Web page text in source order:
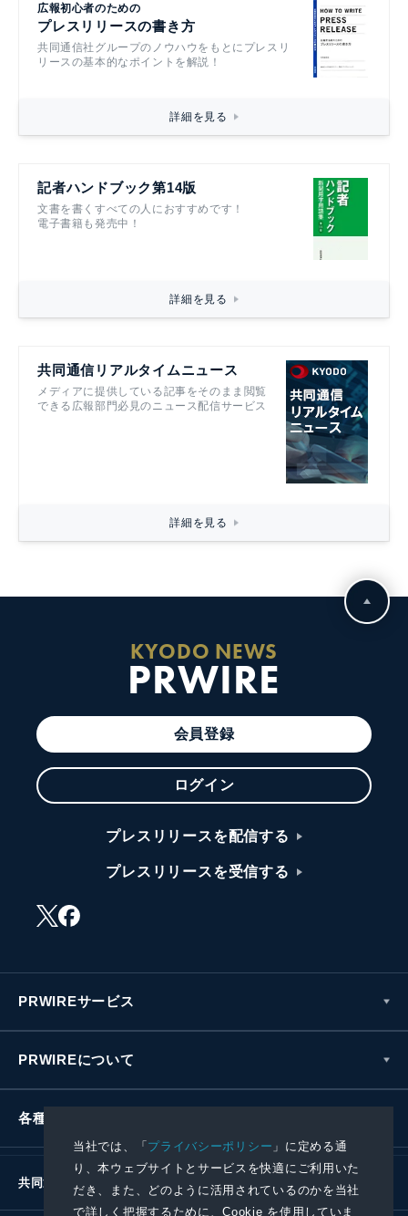
当社では、「プライバシーポリシー 」に定める通
り、本ウェブサイトとサービスを快適にご利用いた
だき、また、どのように活用されているのかを当社
で詳しく把握するために、Cookie を使用していま
広報初心者のための
プレスリリースの書き方
共同通信社グループのノウハウをもとにプレスリ
リースの基本的なポイントを解説！
詳細を見る
記者ハンドブック第14版
文書を書くすべての人におすすめです！
電子書籍も発売中！
詳細を見る
共同通信リアルタイムニュース
メディアに提供している記事をそのまま閲覧
できる広報部門必見のニュース配信サービス
詳細を見る
KYODO NEWS
PRWIRE
会員登録
ログイン
プレスリリースを配信する
プレスリリースを受信する
PRWIREサービス
PRWIREについて
各種お問い合わせ
共同通信社グループ